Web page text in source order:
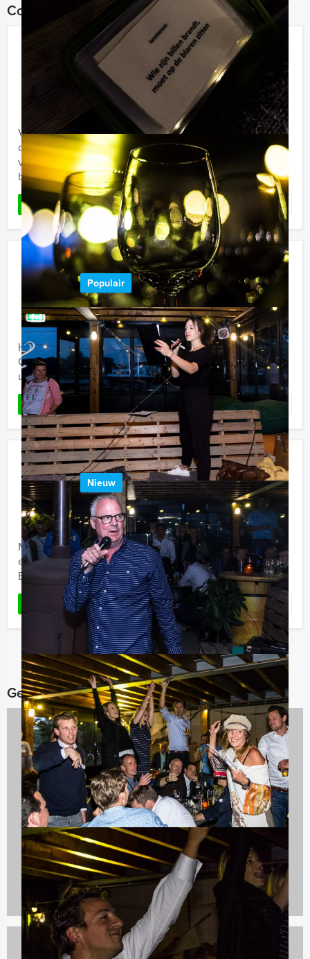
Combineer dit uitje met:
Ranking the Stars quiz Gent (België)
Vanaf€ 29,50 p.p. excl. BTW
Vanaf 15 personen ‐ 2 uur en 30 minuten
Vanaf nu ook bij Holland Tour Guides te boeken;
de hilarische Ranking the Stars quiz! Bent u klaar om uw
vrienden of collega's te ranken? Alle geheimen zullen
bloot komen ...
LEES MEER Favoriet
Wie is de Rat in Gent (België)
Populair
Vanaf€ 32,50 p.p. excl. BTW
Vanaf 15 personen ‐ 3 uur en 30 minuten
Holland Tour Guides bouwt tijdens de Wie is de Rat in
Gent van uw groep een hecht team en laat u allerlei
uitdagende opdrachten doen.
LEES MEER Favoriet
Empire City Tablet Game Rotterdam
Nieuw
Vanaf€ 27,50 p.p. excl. BTW
Vanaf 12 personen ‐ 2 uur en 30 minuten
Maak kennis met de Empire City Game in Rotterdam:
een uitdagende gps game van Holland Tour Guides, die
Europa en ons land razendsnel verovert.
LEES MEER Favoriet
Gerelateerde categorieën
Teambuilding
2167 uitjes